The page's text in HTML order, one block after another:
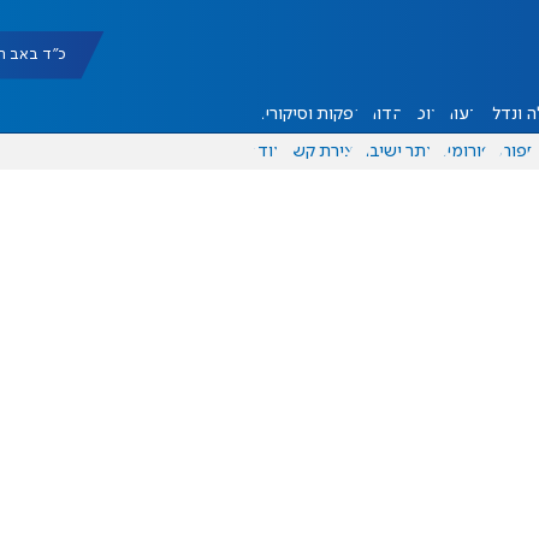
כ"ד באב תשפ"ו
ונדל"ן דעות אוכל יהדות הפקות וסיקורים
ספורט פורומים אתר ישיבה יצירת קשר עוד